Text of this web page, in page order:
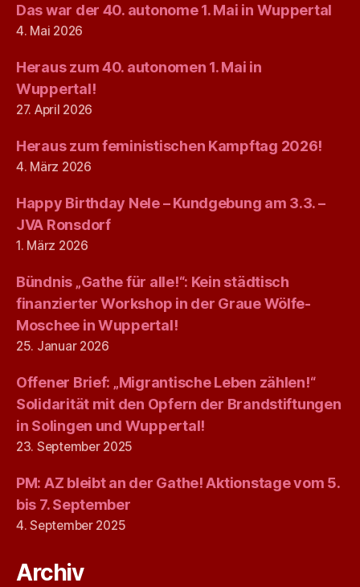
Das war der 40. autonome 1. Mai in Wuppertal
4. Mai 2026
Heraus zum 40. autonomen 1. Mai in
Wuppertal!
27. April 2026
Heraus zum feministischen Kampftag 2026!
4. März 2026
Happy Birthday Nele – Kundgebung am 3.3. –
JVA Ronsdorf
1. März 2026
Bündnis „Gathe für alle!“: Kein städtisch
finanzierter Workshop in der Graue Wölfe-
Moschee in Wuppertal!
25. Januar 2026
Offener Brief: „Migrantische Leben zählen!“
Solidarität mit den Opfern der Brandstiftungen
in Solingen und Wuppertal!
23. September 2025
PM: AZ bleibt an der Gathe! Aktionstage vom 5.
bis 7. September
4. September 2025
Archiv